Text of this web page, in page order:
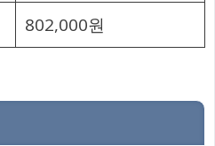
802,000원